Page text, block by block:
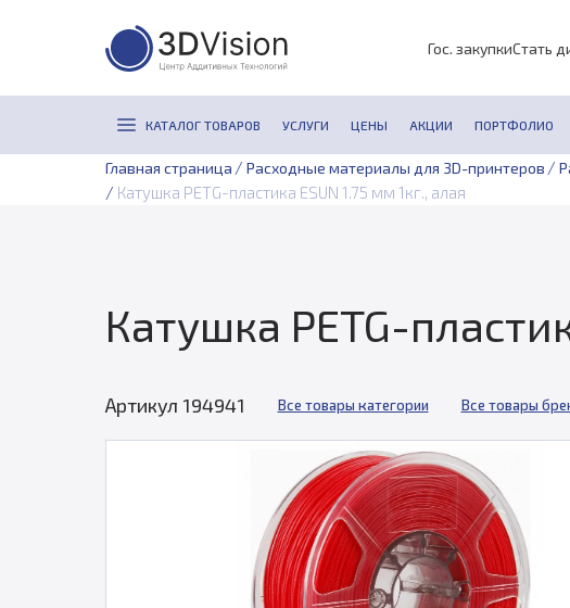
Гос. закупкиСтать
КАТАЛОГ ТОВАРОВ УСЛУГИ ЦЕНЫ АКЦИИ ПОРТФОЛИО
Главная страница / Расходные материалы для 3D-принтеров /
/ Катушка PETG-пластика ESUN 1.75 мм 1кг., алая
Катушка PETG-
Артикул 194941 Все товары категории Все товары